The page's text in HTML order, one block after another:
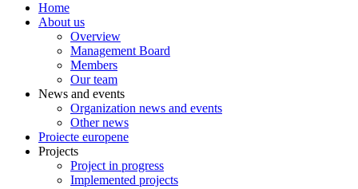
Home
About us
Overview
Management Board
Members
Our team
News and events
Organization news and events
Other news
Proiecte europene
Projects
Project in progress
Implemented projects